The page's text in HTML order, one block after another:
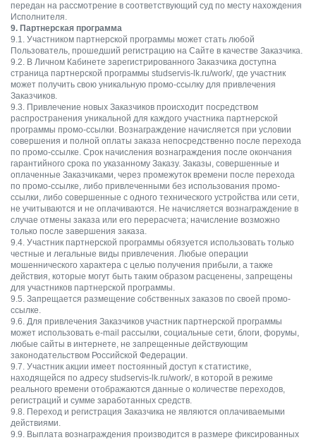
передан на рассмотрение в соответствующий суд по месту нахождения
Исполнителя.
9. Партнерская программа
9.1. Участником партнерской программы может стать любой
Пользователь, прошедший регистрацию на Сайте в качестве Заказчика.
9.2. В Личном Кабинете зарегистрированного Заказчика доступна
страница партнерской программы studservis-lk.ru/work/, где участник
может получить свою уникальную промо-ссылку для привлечения
Заказчиков.
9.3. Привлечение новых Заказчиков происходит посредством
распространения уникальной для каждого участника партнерской
программы промо-ссылки. Вознаграждение начисляется при условии
совершения и полной оплаты заказа непосредственно после перехода
по промо-ссылке. Срок начисления вознаграждения после окончания
гарантийного срока по указанному Заказу. Заказы, совершенные и
оплаченные Заказчиками, через промежуток времени после перехода
по промо-ссылке, либо привлеченными без использования промо-
ссылки, либо совершенные с одного технического устройства или сети,
не учитываются и не оплачиваются. Не начисляется вознаграждение в
случае отмены заказа или его перерасчета; начисление возможно
только после завершения заказа.
9.4. Участник партнерской программы обязуется использовать только
честные и легальные виды привлечения. Любые операции
мошеннического характера с целью получения прибыли, а также
действия, которые могут быть таким образом расценены, запрещены
для участников партнерской программы.
9.5. Запрещается размещение собственных заказов по своей промо-
ссылке.
9.6. Для привлечения Заказчиков участник партнерской программы
может использовать e-mail рассылки, социальные сети, блоги, форумы,
любые сайты в интернете, не запрещенные действующим
законодательством Российской Федерации.
9.7. Участник акции имеет постоянный доступ к статистике,
находящейся по адресу studservis-lk.ru/work/, в которой в режиме
реального времени отображаются данные о количестве переходов,
регистраций и сумме заработанных средств.
9.8. Переход и регистрация Заказчика не являются оплачиваемыми
действиями.
9.9. Выплата вознаграждения производится в размере фиксированных